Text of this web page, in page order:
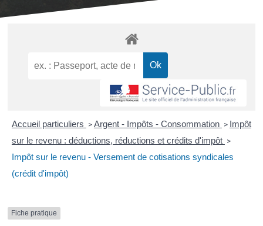
Accueil particuliers > Argent - Impôts - Consommation > Impôt
sur le revenu : déductions, réductions et crédits d'impôt >
Impôt sur le revenu - Versement de cotisations syndicales
(crédit d'impôt)
Fiche pratique